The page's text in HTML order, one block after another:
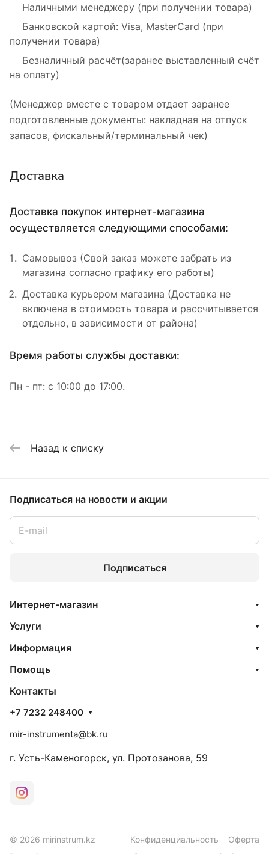
Наличными менеджеру (при получении товара)
Банковской картой: Visa, MasterCard (при
получении товара)
Безналичный расчёт(заранее выставленный счёт
на оплату)
(Менеджер вместе с товаром отдает заранее
подготовленные документы: накладная на отпуск
запасов, фискальный/терминальный чек)
Доставка
Доставка покупок интернет-магазина
осуществляется следующими способами:
Самовывоз (Свой заказ можете забрать из
магазина согласно графику его работы)
Доставка курьером магазина (Доставка не
включена в стоимость товара и рассчитывается
отдельно, в зависимости от района)
Время работы службы доставки:
Пн - пт: с 10:00 до 17:00.
Назад к списку
Подписаться на новости и акции
Подписаться
Интернет-магазин
Услуги
Информация
Помощь
Контакты
+7 7232 248400
mir-instrumenta@bk.ru
г. Усть-Каменогорск, ул. Протозанова, 59
© 2026 mirinstrum.kz Конфиденциальность
Оферта